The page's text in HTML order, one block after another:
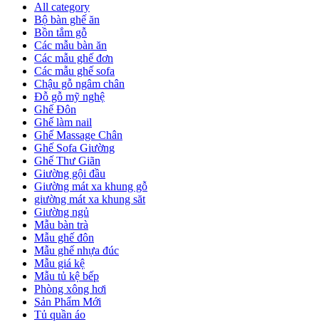
All category
Bộ bàn ghế ăn
Bồn tắm gỗ
Các mẫu bàn ăn
Các mẫu ghế đơn
Các mẫu ghế sofa
Chậu gỗ ngâm chân
Đỗ gỗ mỹ nghệ
Ghế Đôn
Ghế làm nail
Ghế Massage Chân
Ghế Sofa Giường
Ghế Thư Giãn
Giường gội đầu
Giường mát xa khung gỗ
giường mát xa khung săt
Giường ngủ
Mẫu bàn trà
Mẫu ghế đôn
Mẫu ghế nhựa đúc
Mẫu giá kệ
Mẫu tủ kệ bếp
Phòng xông hơi
Sản Phẩm Mới
Tủ quần áo